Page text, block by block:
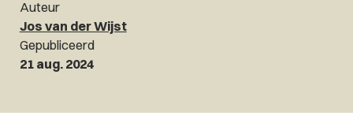
Auteur
Jos van der Wijst
Gepubliceerd
21 aug. 2024